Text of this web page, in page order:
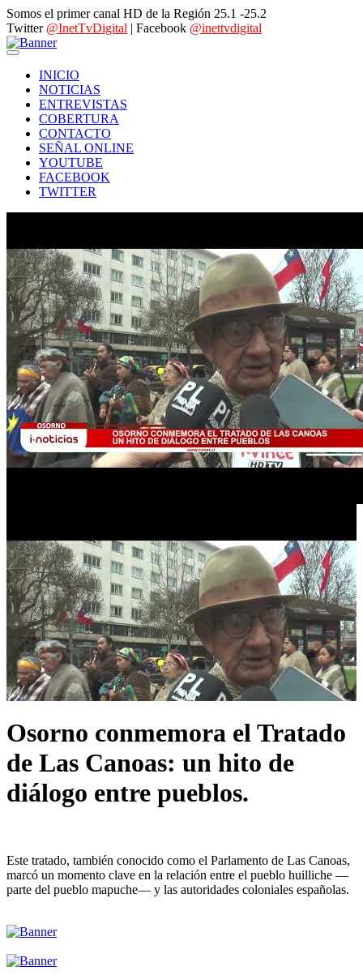
Somos el primer canal HD de la Región 25.1 -25.2
Twitter @InetTvDigital | Facebook @inettvdigital
INICIO
NOTICIAS
ENTREVISTAS
COBERTURA
CONTACTO
SEÑAL ONLINE
YOUTUBE
FACEBOOK
TWITTER
Osorno conmemora el Tratado
de Las Canoas: un hito de
diálogo entre pueblos.
Este tratado, también conocido como el Parlamento de Las Canoas,
marcó un momento clave en la relación entre el pueblo huilliche —
parte del pueblo mapuche— y las autoridades coloniales españolas.